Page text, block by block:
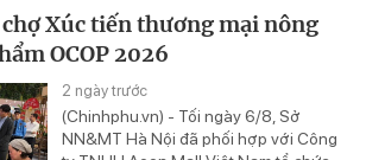
Xúc tiến thương mại nông
OCOP 2026
2 ngày trước
(Chinhphu.vn) - Tối ngày 6/8, Sở
NN&MT Hà Nội đã phối hợp với Công